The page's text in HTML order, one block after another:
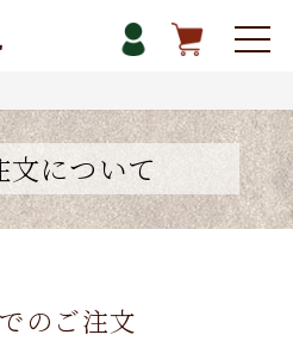
文について
のご注文